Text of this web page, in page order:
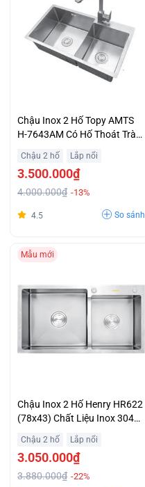
Chậu Inox 2 Hố Topy AMTS
H-7643AM Có Hố Thoát Tràn
Chậu 2 hố Lắp nổi
3.500.000₫
4.000.000₫ -13%
4.5 So sánh
Mẫu mới
Chậu Inox 2 Hố Henry HR622
(78x43) Chất Liệu Inox 304
Chậu 2 hố Lắp nổi
3.050.000₫
3.880.000₫ -22%